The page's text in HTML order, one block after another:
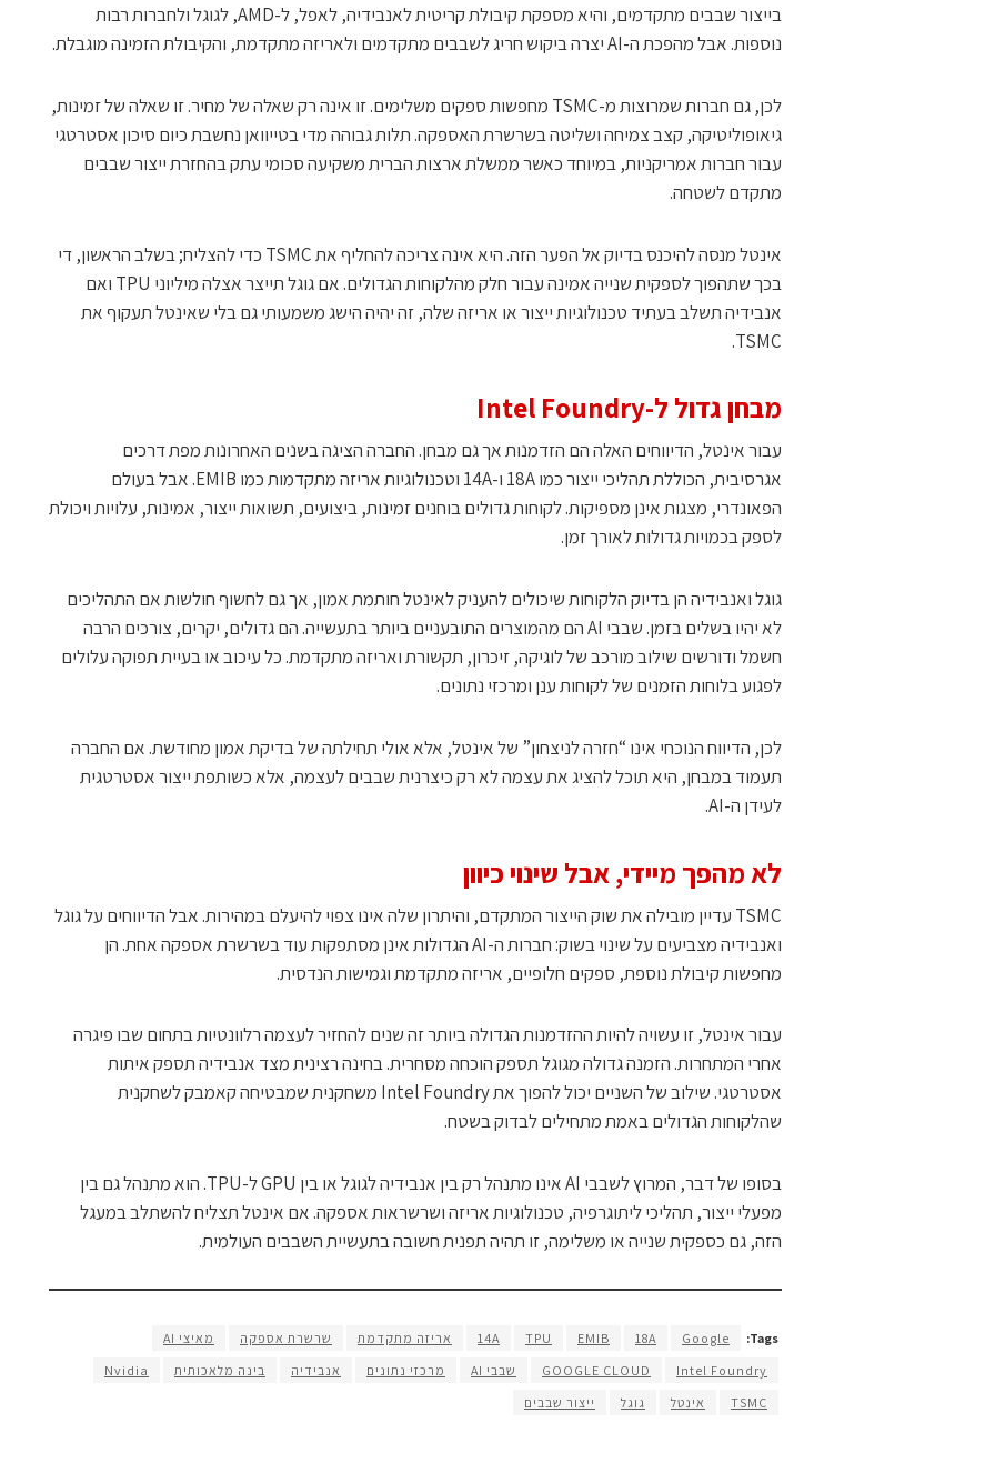
בייצור שבבים מתקדמים, והיא מספקת קיבולת קריטית לאנבידיה, לאפל, ל-AMD, לגוגל ולחברות רבות
נוספות. אבל מהפכת ה-AI יצרה ביקוש חריג לשבבים מתקדמים ולאריזה מתקדמת, והקיבולת הזמינה מוגבלת.
לכן, גם חברות שמרוצות מ-TSMC מחפשות ספקים משלימים. זו אינה רק שאלה של מחיר. זו שאלה של זמינות,
גיאופוליטיקה, קצב צמיחה ושליטה בשרשרת האספקה. תלות גבוהה מדי בטייוואן נחשבת כיום סיכון אסטרטגי
עבור חברות אמריקניות, במיוחד כאשר ממשלת ארצות הברית משקיעה סכומי עתק בהחזרת ייצור שבבים
מתקדם לשטחה.
אינטל מנסה להיכנס בדיוק אל הפער הזה. היא אינה צריכה להחליף את TSMC כדי להצליח; בשלב הראשון, די
בכך שתהפוך לספקית שנייה אמינה עבור חלק מהלקוחות הגדולים. אם גוגל תייצר אצלה מיליוני TPU ואם
אנבידיה תשלב בעתיד טכנולוגיות ייצור או אריזה שלה, זה יהיה הישג משמעותי גם בלי שאינטל תעקוף את
TSMC.
מבחן גדול ל-Intel Foundry
עבור אינטל, הדיווחים האלה הם הזדמנות אך גם מבחן. החברה הציגה בשנים האחרונות מפת דרכים
אגרסיבית, הכוללת תהליכי ייצור כמו 18A ו-14A וטכנולוגיות אריזה מתקדמות כמו EMIB. אבל בעולם
הפאונדרי, מצגות אינן מספיקות. לקוחות גדולים בוחנים זמינות, ביצועים, תשואות ייצור, אמינות, עלויות ויכולת
לספק בכמויות גדולות לאורך זמן.
גוגל ואנבידיה הן בדיוק הלקוחות שיכולים להעניק לאינטל חותמת אמון, אך גם לחשוף חולשות אם התהליכים
לא יהיו בשלים בזמן. שבבי AI הם מהמוצרים התובעניים ביותר בתעשייה. הם גדולים, יקרים, צורכים הרבה
חשמל ודורשים שילוב מורכב של לוגיקה, זיכרון, תקשורת ואריזה מתקדמת. כל עיכוב או בעיית תפוקה עלולים
לפגוע בלוחות הזמנים של לקוחות ענן ומרכזי נתונים.
לכן, הדיווח הנוכחי אינו “חזרה לניצחון” של אינטל, אלא אולי תחילתה של בדיקת אמון מחודשת. אם החברה
תעמוד במבחן, היא תוכל להציג את עצמה לא רק כיצרנית שבבים לעצמה, אלא כשותפת ייצור אסטרטגית
לעידן ה-AI.
לא מהפך מיידי, אבל שינוי כיוון
TSMC עדיין מובילה את שוק הייצור המתקדם, והיתרון שלה אינו צפוי להיעלם במהירות. אבל הדיווחים על גוגל
ואנבידיה מצביעים על שינוי בשוק: חברות ה-AI הגדולות אינן מסתפקות עוד בשרשרת אספקה אחת. הן
מחפשות קיבולת נוספת, ספקים חלופיים, אריזה מתקדמת וגמישות הנדסית.
עבור אינטל, זו עשויה להיות ההזדמנות הגדולה ביותר זה שנים להחזיר לעצמה רלוונטיות בתחום שבו פיגרה
אחרי המתחרות. הזמנה גדולה מגוגל תספק הוכחה מסחרית. בחינה רצינית מצד אנבידיה תספק איתות
אסטרטגי. שילוב של השניים יכול להפוך את Intel Foundry משחקנית שמבטיחה קאמבק לשחקנית
שהלקוחות הגדולים באמת מתחילים לבדוק בשטח.
בסופו של דבר, המרוץ לשבבי AI אינו מתנהל רק בין אנבידיה לגוגל או בין GPU ל-TPU. הוא מתנהל גם בין
מפעלי ייצור, תהליכי ליתוגרפיה, טכנולוגיות אריזה ושרשראות אספקה. אם אינטל תצליח להשתלב במעגל
הזה, גם כספקית שנייה או משלימה, זו תהיה תפנית חשובה בתעשיית השבבים העולמית.
Tags:
Google
18A
EMIB
TPU
14A אריזה מתקדמת שרשרת אספקה
מאיצי AI
Intel Foundry
GOOGLE CLOUD שבבי AI מרכזי נתונים אנבידיה בינה מלאכותית
Nvidia
TSMC
אינטל גוגל ייצור שבבים